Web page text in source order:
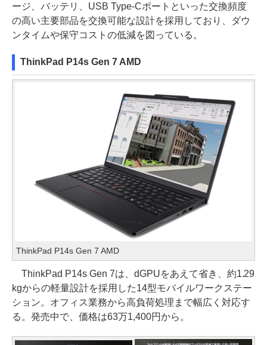
ージ、バッテリ、USB Type-Cポートといった交換頻度
の高い主要部品を交換可能な設計を採用しており、ダウ
ンタイムや保守コストの低減を図っている。
ThinkPad P14s Gen 7 AMD
ThinkPad P14s Gen 7 AMD
ThinkPad P14s Gen 7は、dGPUをあえて省き、約1.29
kgからの軽量設計を採用した14型モバイルワークステー
ション。オフィス業務から高負荷処理まで幅広く対応す
る。発売中で、価格は63万1,400円から。